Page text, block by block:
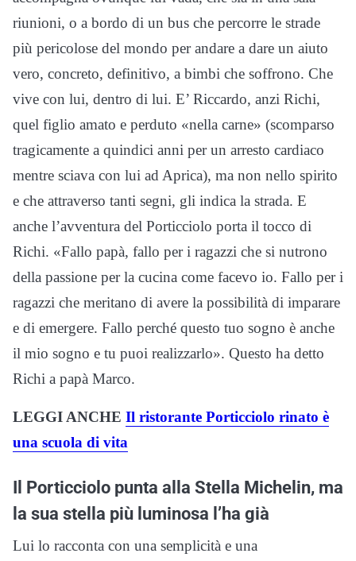
riunioni, o a bordo di un bus che percorre le strade
più pericolose del mondo per andare a dare un aiuto
vero, concreto, definitivo, a bimbi che soffrono. Che
vive con lui, dentro di lui. E’ Riccardo, anzi Richi,
quel figlio amato e perduto «nella carne» (scomparso
tragicamente a quindici anni per un arresto cardiaco
mentre sciava con lui ad Aprica), ma non nello spirito
e che attraverso tanti segni, gli indica la strada. E
anche l’avventura del Porticciolo porta il tocco di
Richi. «Fallo papà, fallo per i ragazzi che si nutrono
della passione per la cucina come facevo io. Fallo per i
ragazzi che meritano di avere la possibilità di imparare
e di emergere. Fallo perché questo tuo sogno è anche
il mio sogno e tu puoi realizzarlo». Questo ha detto
Richi a papà Marco.
LEGGI ANCHE Il ristorante Porticciolo rinato è
una scuola di vita
Il Porticciolo punta alla Stella Michelin, ma
la sua stella più luminosa l’ha già
Lui lo racconta con una semplicità e una